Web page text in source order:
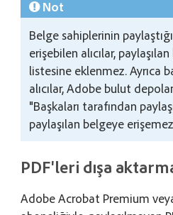
Not
Belge sahiplerinin
erişebilen alıcılar,
listesine eklenmez. Ayrıca
alıcılar, Adobe bulut
"Başkaları tarafından
paylaşılan belgeye
PDF'leri dışa
Adobe Acrobat Premium